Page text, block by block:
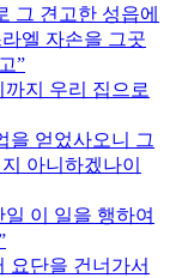
그 견고한 성읍에
엘 자손을 그곳
지 우리 집으로
을 얻었사오니 그
아니하겠나이
이 일을 행하여
요단을 건너가서